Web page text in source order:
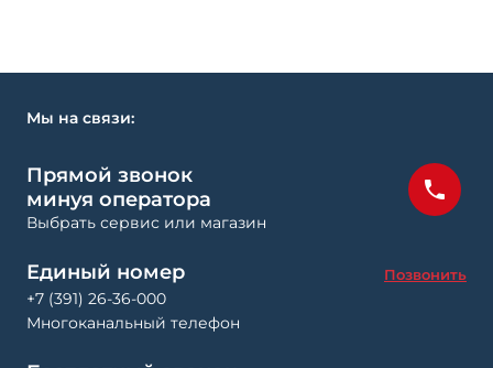
Мы на связи:
Прямой звонок
минуя оператора
Выбрать сервис или магазин
Единый номер Позвонить
+7 (391) 26-36-000
Многоканальный телефон